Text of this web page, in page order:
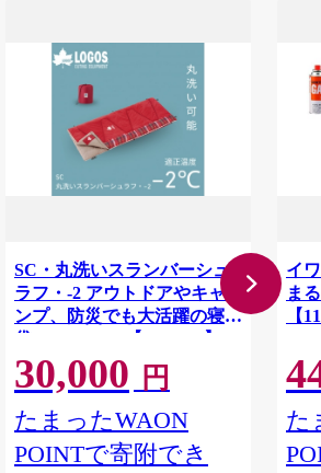
SC・丸洗いスランバーシュ
ラフ・-2 アウトドアやキャ
ンプ、防災でも大活躍の寝
袋! 72602035【1663767】
30,000 円
たまったWAON
POINTで寄附でき
イ
ま
【
た